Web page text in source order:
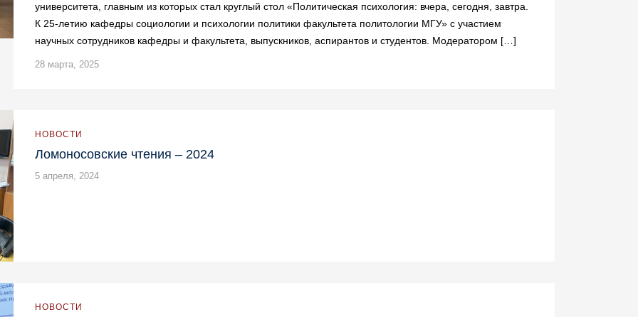
университета, главным из которых стал круглый стол «Политическая психология: вчера, сегодня, завтра.
К 25-летию кафедры социологии и психологии политики факультета политологии МГУ» с участием
научных сотрудников кафедры и факультета, выпускников, аспирантов и студентов. Модератором […]
28 марта, 2025
НОВОСТИ
Ломоносовские чтения – 2024
5 апреля, 2024
НОВОСТИ